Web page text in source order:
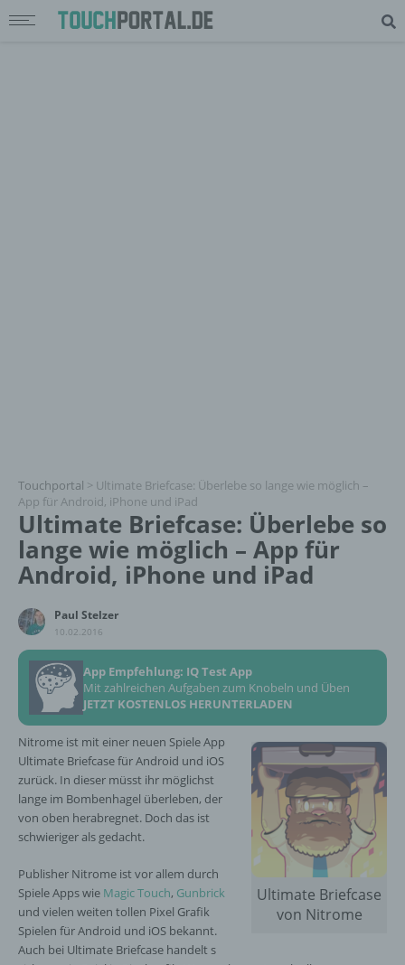
Touchportal > Ultimate Briefcase: Überlebe so lange wie möglich –
App für Android, iPhone und iPad
Ultimate Briefcase: Überlebe so
lange wie möglich – App für
Android, iPhone und iPad
Paul Stelzer
10.02.2016
App Empfehlung: IQ Test App
Mit zahlreichen Aufgaben zum Knobeln und Üben
JETZT KOSTENLOS HERUNTERLADEN
Ultimate Briefcase
von Nitrome
Nitrome ist mit einer neuen Spiele App
Ultimate Briefcase für Android und iOS
zurück. In dieser müsst ihr möglichst
lange im Bombenhagel überleben, der
von oben herabregnet. Doch das ist
schwieriger als gedacht.
Publisher Nitrome ist vor allem durch
Spiele Apps wie Magic Touch, Gunbrick
und vielen weiten tollen Pixel Grafik
Spielen für Android und iOS bekannt.
Auch bei Ultimate Briefcase handelt s